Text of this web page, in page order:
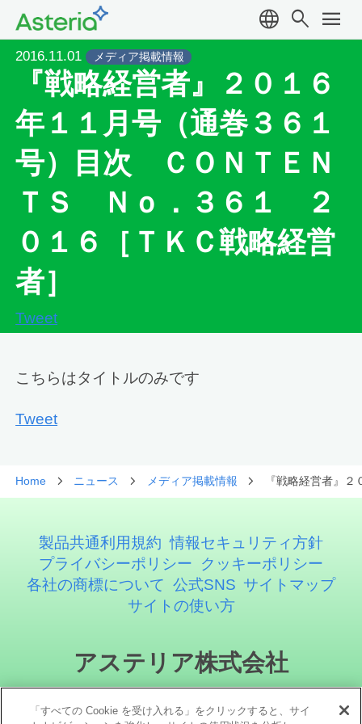
language search menu
2016.11.01 メディア掲載情報
『戦略経営者』２０１６
年１１月号（通巻３６１
号）目次 ＣＯＮＴＥＮ
ＴＳ Ｎｏ．３６１ ２
０１６［ＴＫＣ戦略経営
者］
Tweet
こちらはタイトルのみです
Tweet
Home ニュース メディア掲載情報 『戦略経営者』
製品共通利用規約 情報セキュリティ方針
プライバシーポリシー
クッキーポリシー
各社の商標について 公式SNS サイトマップ
サイトの使い方
アステリア株式会社
「すべての Cookie を受け入れる」をクリックすると、サイ